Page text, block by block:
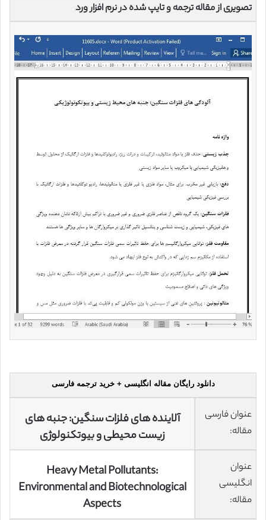
تصویری از مقاله ترجمه و تایپ شده در نرم افزار ورد
دانلود رایگان مقاله انگلیسی + خرید ترجمه فارسی
عنوان فارسی
مقاله:
آلاینده های فلزات سنگین: جنبه های
زیست محیطی و بیوتکنولوژی
عنوان
انگلیسی
مقاله:
Heavy Metal Pollutants:
Environmental and Biotechnological
Aspects